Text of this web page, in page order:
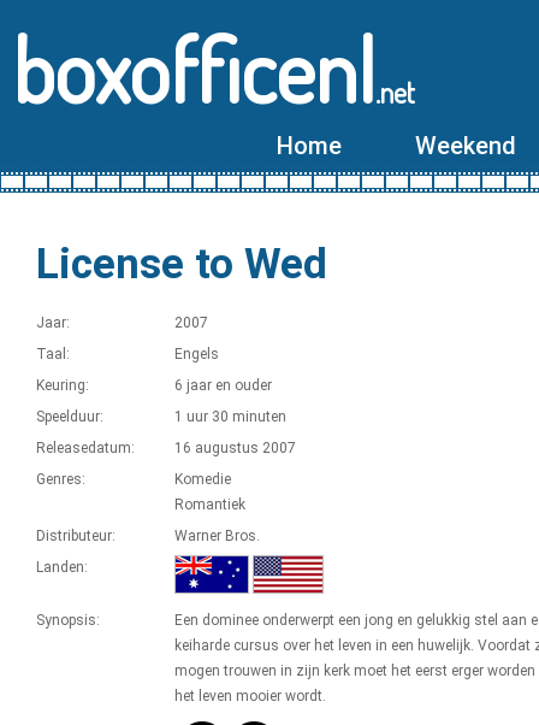
boxofficenl.net
Home Weekend
License to Wed
Jaar:
2007
Taal:
Engels
Keuring:
6 jaar en ouder
Speelduur:
1 uur 30 minuten
Releasedatum:
16 augustus 2007
Genres:
Komedie
Romantiek
Distributeur:
Warner Bros.
Landen:
Synopsis:
Een dominee onderwerpt een jong en gelukkig stel aan
keiharde cursus over het leven in een huwelijk. Voordat
mogen trouwen in zijn kerk moet het eerst erger
het leven mooier wordt.